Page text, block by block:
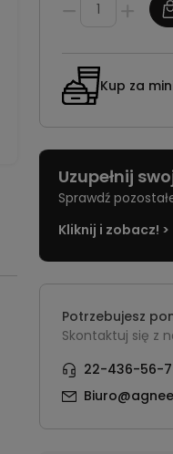
Kup za
Uzupełnij
Sprawdź
Kliknij i zobacz! >
Potrzebujesz
Skontaktuj się z
22-436-56-